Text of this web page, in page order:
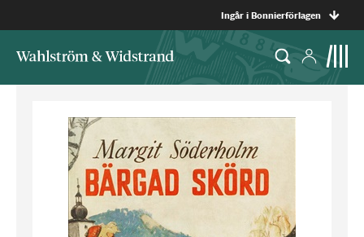
Ingår i Bonnierförlagen